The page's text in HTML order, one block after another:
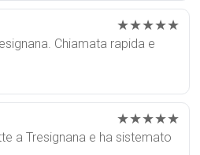
★★★★★
Chiamata rapida e
★★★★★
a Tresignana e ha sistemato